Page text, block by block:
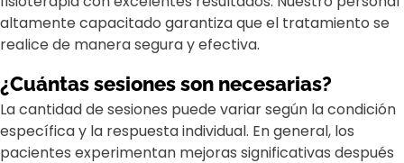
altamente capacitado garantiza que el tratamiento se
realice de manera segura y efectiva.
¿Cuántas sesiones son necesarias?
La cantidad de sesiones puede variar según la condición
específica y la respuesta individual. En general, los
pacientes experimentan mejoras significativas después